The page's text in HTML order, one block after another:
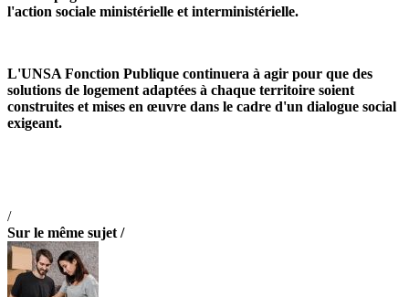
l'action sociale ministérielle et interministérielle.
L'UNSA Fonction Publique continuera à agir pour que des
solutions de logement adaptées à chaque territoire soient
construites et mises en œuvre dans le cadre d'un dialogue social
exigeant.
/
Sur le même sujet /